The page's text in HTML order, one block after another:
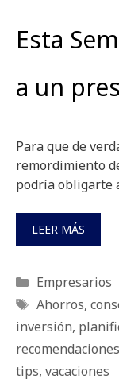
Esta
a un
Para que de
remordimiento
podría obligarte
LEER MÁS
Categorías
Empresarios
Etiquetas
Ahorros,
inversión,
recomendaciones
tips, vacaciones